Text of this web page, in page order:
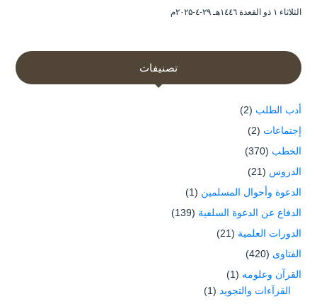
الثلاثاء ۱ ذو القعدة ۱٤٤٦هـ ۲۹-٤-۲۰۲۵م
تصنيفات
أدب الطلب (2)
إجتماعات (2)
الخطب (370)
الدروس (21)
الدعوة وأحوال المسلمين (1)
الدفاع عن الدعوة السلفية (139)
الدورات العلمية (21)
الفتاوى (420)
القرآن وعلومه (1)
القرآءات والتجويد (1)